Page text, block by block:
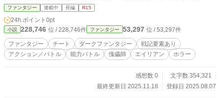
身を付け狙った幽霊タクシーの犯人を倒すと明けないはずの夜が明けた。 さら
に犯人の体から、ANKH（アンク）型のエネルギー体が現れ、男の体に入ってい
く。 久しぶりの夜明けを満喫しながらＱの街へと帰還すると…… 実は夜は明け
てなくて…… 話はここから始まる。 Qにて、過去の自分を知るシンディという
女の子。 お次は謎のカルト教団からの刺客。敵方の街メイヘムに潜入する。 そ
こで出会った悪魔女史マチルダの様子が急変し……
ファンタジー 連載中 長編 R15
24h.ポイント 0pt
小説 228,746 位 / 228,746件 ファンタジー 53,297 位 / 53,297件
ファンタジー チート ダークファンタジー
戦記要素あり
アクション／バトル
能力バトル 傀儡師 エイリアン ホラー
感想数 0
文字数 354,321
最終更新日 2025.11.18
登録日 2025.08.07